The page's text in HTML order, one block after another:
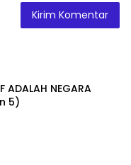
ADALAH NEGARA
5)